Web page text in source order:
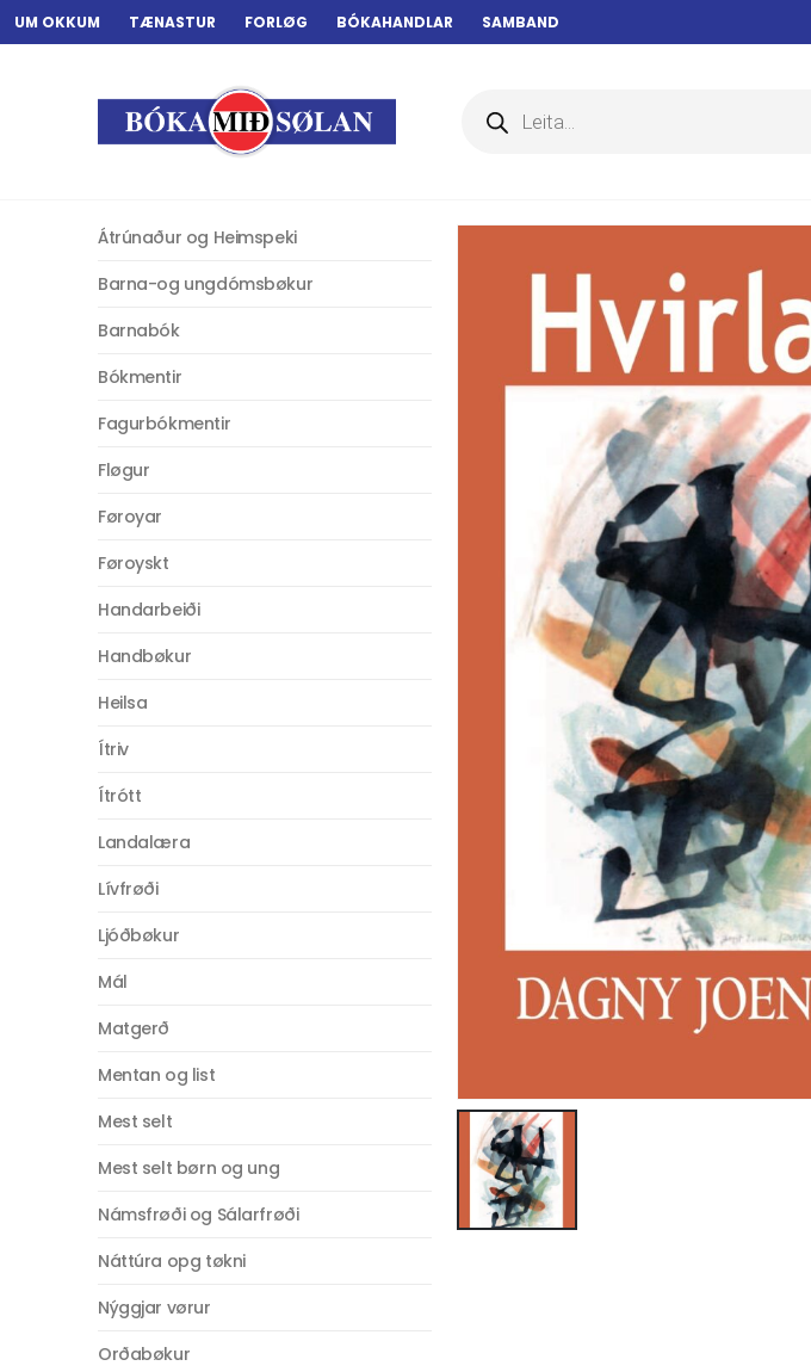
UM OKKUM TÆNASTUR FORLØG BÓKAHANDLAR SAMBAND
search
Átrúnaður og Heimspeki
Barna-og ungdómsbøkur
Barnabók
Bókmentir
Fagurbókmentir
Fløgur
Føroyar
Føroyskt
Handarbeiði
Handbøkur
Heilsa
Ítriv
Ítrótt
Landalæra
Lívfrøði
Ljóðbøkur
Mál
Matgerð
Mentan og list
Mest selt
Mest selt børn og ung
Námsfrøði og Sálarfrøði
Náttúra opg tøkni
Nýggjar vørur
Orðabøkur